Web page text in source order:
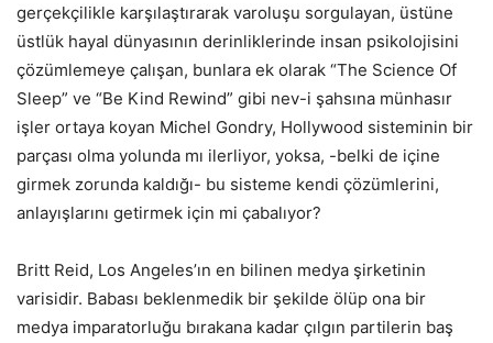
gerçekçilikle karşılaştırarak varoluşu sorgulayan, üstüne
üstlük hayal dünyasının derinliklerinde insan psikolojisini
çözümlemeye çalışan, bunlara ek olarak “The Science Of
Sleep” ve “Be Kind Rewind” gibi nev-i şahsına münhasır
işler ortaya koyan Michel Gondry, Hollywood sisteminin bir
parçası olma yolunda mı ilerliyor, yoksa, -belki de içine
girmek zorunda kaldığı- bu sisteme kendi çözümlerini,
anlayışlarını getirmek için mi çabalıyor?
Britt Reid, Los Angeles’ın en bilinen medya şirketinin
varisidir. Babası beklenmedik bir şekilde ölüp ona bir
medya imparatorluğu bırakana kadar çılgın partilerin baş